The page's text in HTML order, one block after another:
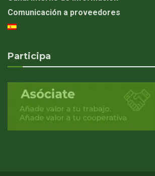
Comunicación a proveedores
Participa